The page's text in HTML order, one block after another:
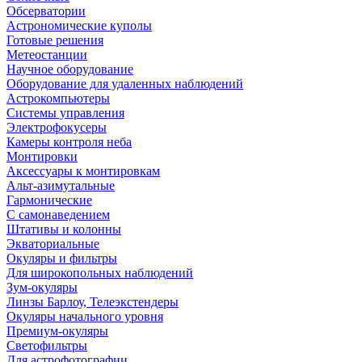
Обсерватории
Астрономические куполы
Готовые решения
Метеостанции
Научное оборудование
Оборудование для удаленных наблюдений
Астрокомпьютеры
Системы управления
Электрофокусеры
Камеры контроля неба
Монтировки
Аксессуары к монтировкам
Альт-азимутальные
Гармонические
С самонаведением
Штативы и колонны
Экваториальные
Окуляры и фильтры
Для широкопольных наблюдений
Зум-окуляры
Линзы Барлоу, Телеэкстендеры
Окуляры начального уровня
Премиум-окуляры
Светофильтры